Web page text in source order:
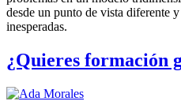
desde un punto de vista diferente
inesperadas.
¿Quieres formación